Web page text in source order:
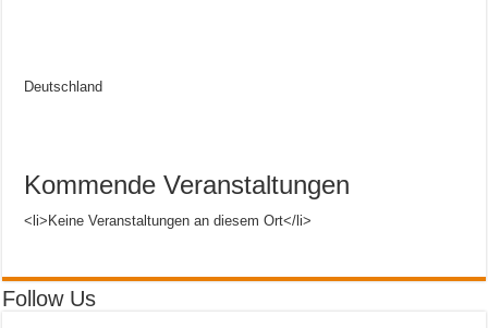
Deutschland
Kommende Veranstaltungen
<li>Keine Veranstaltungen an diesem Ort</li>
Follow Us